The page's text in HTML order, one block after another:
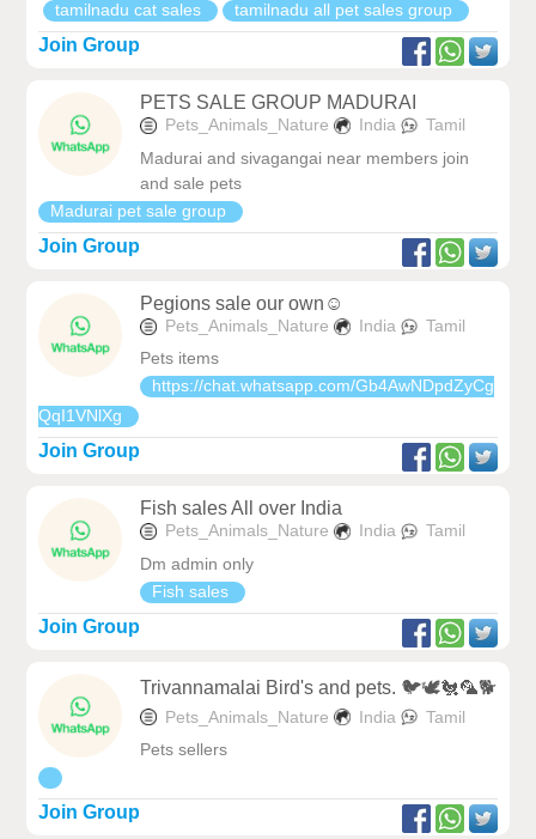
tamilnadu cat sales tamilnadu all pet sales group
Join Group
PETS SALE GROUP MADURAI
Pets_Animals_Nature India
Tamil
Madurai and sivagangai near members join
and sale pets
Madurai pet sale group
Join Group
Pegions sale our own☺️
Pets_Animals_Nature India
Tamil
Pets items
https://chat.whatsapp.com/Gb4AwNDpdZyCg
QqI1VNlXg
Join Group
Fish sales All over India
Pets_Animals_Nature India
Tamil
Dm admin only
Fish sales
Join Group
Trivannamalai Bird's and pets. 🐦🕊️🐔🦜🐕
Pets_Animals_Nature India
Tamil
Pets sellers
Join Group